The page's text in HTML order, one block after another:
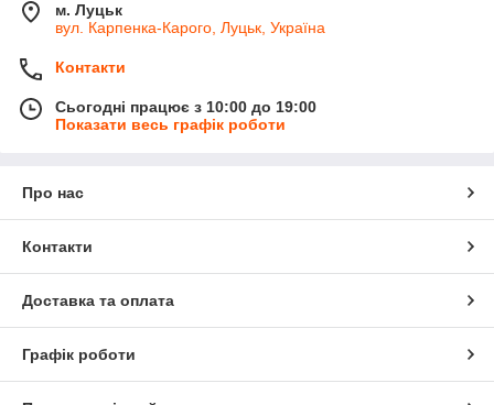
м. Луцьк
вул. Карпенка-Карого, Луцьк, Україна
Контакти
Сьогодні працює з 10:00 до 19:00
Показати весь графік роботи
Про нас
Контакти
Доставка та оплата
Графік роботи